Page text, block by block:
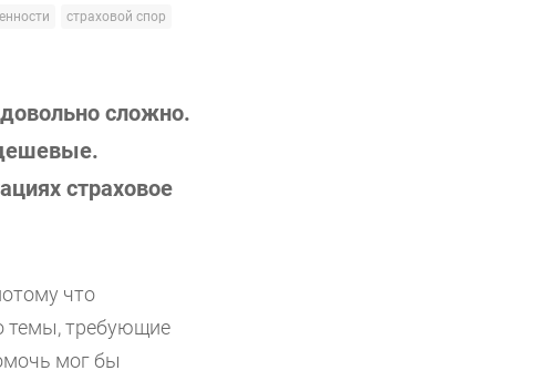
страховой спор
сложно.
страховое
что
темы, требующие
мог бы